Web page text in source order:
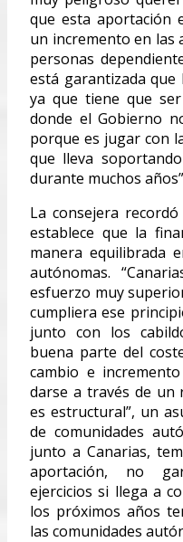
que esta aportación
un incremento en las
personas
está garantizada que
ya que tiene que
donde el Gobierno
porque es jugar con
que lleva
durante muchos
La consejera
establece que la
manera equilibrada
autónomas.
esfuerzo muy
cumpliera ese
junto con los
buena parte del
cambio e
darse a través de un
es estructural”, un
de comunidades
junto a Canarias,
aportación, no
ejercicios si llega a
los próximos años
las comunidades